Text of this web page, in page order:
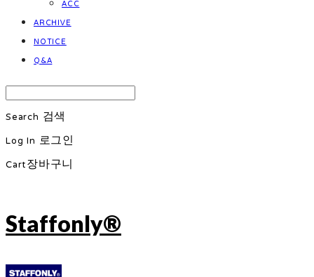
ACC
ARCHIVE
NOTICE
Q&A
Search 검색
Log In 로그인
Cart장바구니
Staffonly®